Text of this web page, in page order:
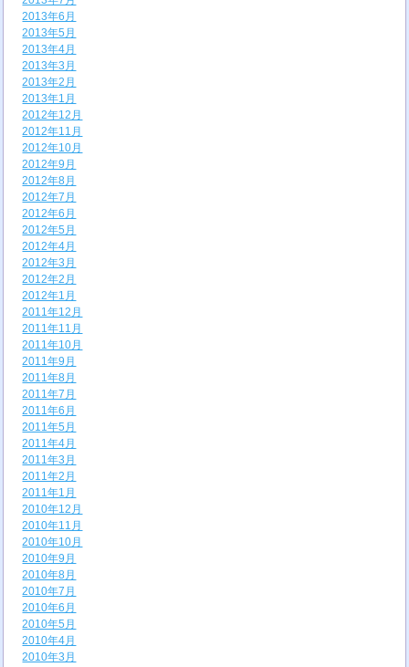
2013年6月
2013年5月
2013年4月
2013年3月
2013年2月
2013年1月
2012年12月
2012年11月
2012年10月
2012年9月
2012年8月
2012年7月
2012年6月
2012年5月
2012年4月
2012年3月
2012年2月
2012年1月
2011年12月
2011年11月
2011年10月
2011年9月
2011年8月
2011年7月
2011年6月
2011年5月
2011年4月
2011年3月
2011年2月
2011年1月
2010年12月
2010年11月
2010年10月
2010年9月
2010年8月
2010年7月
2010年6月
2010年5月
2010年4月
2010年3月